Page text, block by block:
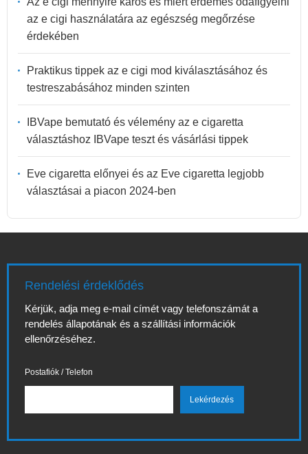
az e cigi használatára az egészség megőrzése
érdekében
Praktikus tippek az e cigi mod kiválasztásához és
testreszabásához minden szinten
IBVape bemutató és vélemény az e cigaretta
választáshoz IBVape teszt és vásárlási tippek
Eve cigaretta előnyei és az Eve cigaretta legjobb
választásai a piacon 2024-ben
Rendelési érdeklődés
Kérjük, adja meg e-mail címét vagy telefonszámát a
rendelés állapotának és a szállítási információk
ellenőrzéséhez.
Postafiók / Telefon